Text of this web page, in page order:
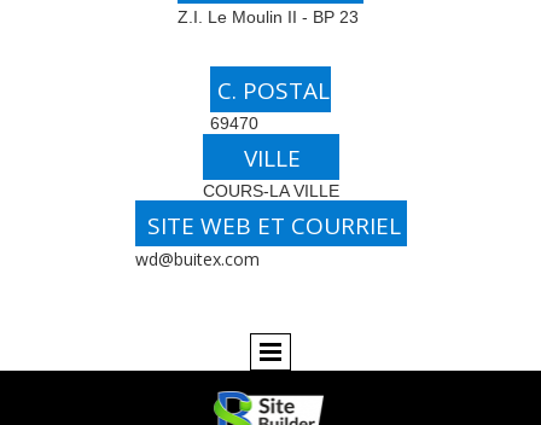
Z.I. Le Moulin II - BP 23
C. POSTAL
69470
VILLE
COURS-LA VILLE
SITE WEB ET COURRIEL
wd@buitex.com